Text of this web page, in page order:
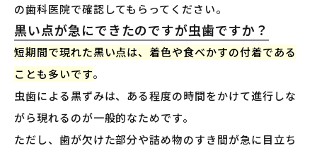
の歯科医院で確認してもらってください。
黒い点が急にできたのですが虫歯ですか？
短期間で現れた黒い点は、着色や食べかすの付着である
ことも多いです。
虫歯による黒ずみは、ある程度の時間をかけて進行しな
がら現れるのが一般的なためです。
ただし、歯が欠けた部分や詰め物のすき間が急に目立ち